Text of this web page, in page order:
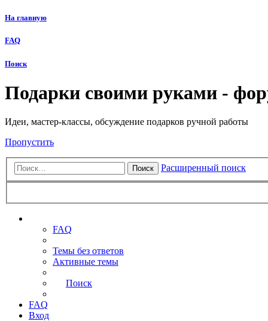
На главную
FAQ
Поиск
Подарки своими руками -
Идеи, мастер-классы, обсуждение подарков ручной работы
Пропустить
Поиск Расширенный поиск
FAQ
Темы без ответов
Активные темы
Поиск
FAQ
Вход